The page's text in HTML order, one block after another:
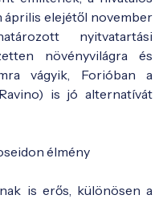
elejétől november
nyitvatartási
növényvilágra és
vágyik, Forióban a
is jó alternatívát
élmény
is erős, különösen a